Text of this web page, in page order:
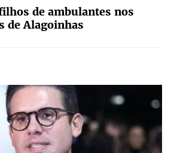
de ambulantes nos
de Alagoinhas